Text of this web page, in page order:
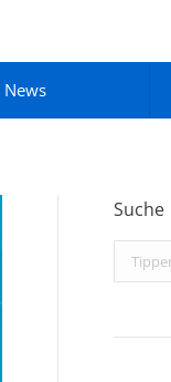
News
Suche
Search: